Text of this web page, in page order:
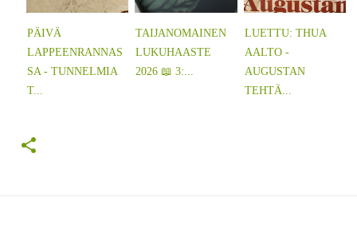
PÄIVÄ
LAPPEENRANNAS
SA - TUNNELMIA
T...
TAIJANOMAINEN
LUKUHAASTE
2026 📖 3:...
LUETTU: THUA
AALTO -
AUGUSTAN
TEHTÄ...